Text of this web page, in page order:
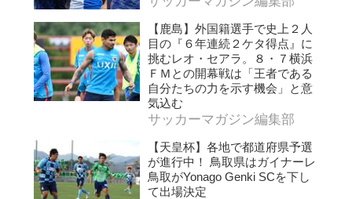
【鹿島】外国籍選手で史上２人
目の『６年連続２ケタ得点』に
挑むレオ・セアラ。８・７横浜
ＦＭとの開幕戦は「王者である
自分たちの力を示す機会」と意
気込む
サッカーマガジン編集部
【天皇杯】各地で都道府県予選
が進行中！ 鳥取県はガイナーレ
鳥取がYonago Genki SCを下し
て出場決定